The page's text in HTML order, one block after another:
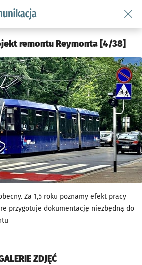
podserwis: Komunikacja
remontu Reymonta [4/38]
Za 1,5 roku poznamy efekt pracy
przygotuje dokumentację niezbędną do
ZDJĘĆ